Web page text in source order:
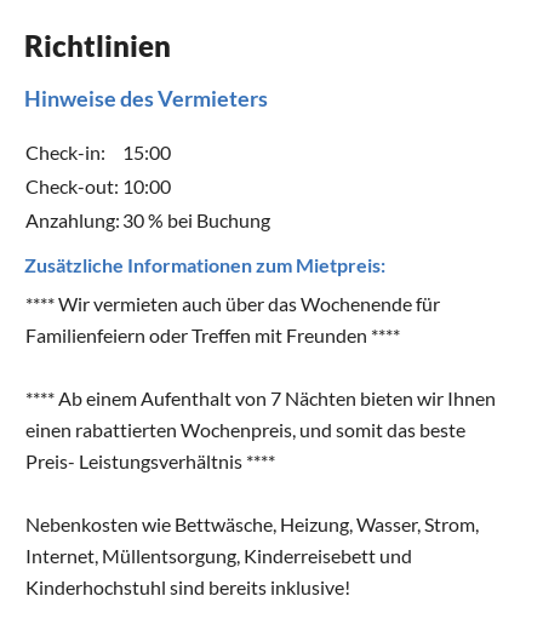
Richtlinien
Hinweise des Vermieters
Check-in:
15:00
Check-out: 10:00
Anzahlung: 30 % bei Buchung
Zusätzliche Informationen zum Mietpreis:
**** Wir vermieten auch über das Wochenende für
Familienfeiern oder Treffen mit Freunden ****
**** Ab einem Aufenthalt von 7 Nächten bieten wir Ihnen
einen rabattierten Wochenpreis, und somit das beste
Preis- Leistungsverhältnis ****
Nebenkosten wie Bettwäsche, Heizung, Wasser, Strom,
Internet, Müllentsorgung, Kinderreisebett und
Kinderhochstuhl sind bereits inklusive!